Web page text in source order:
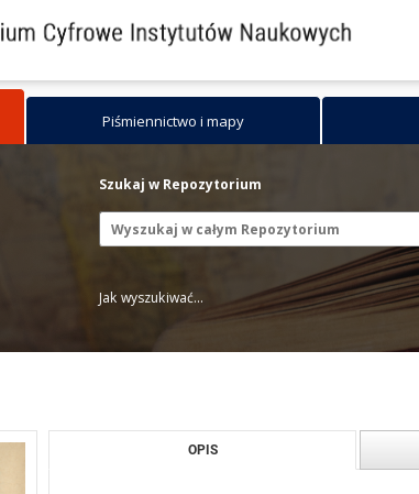
Piśmiennictwo i mapy
Szukaj w Repozytorium
Jak wyszukiwać...
OPIS